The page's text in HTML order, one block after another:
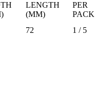
LENGTH
(MM)
PER
PACK
72 1 / 5